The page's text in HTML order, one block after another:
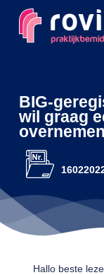
BIG-
wil graag
Hallo beste